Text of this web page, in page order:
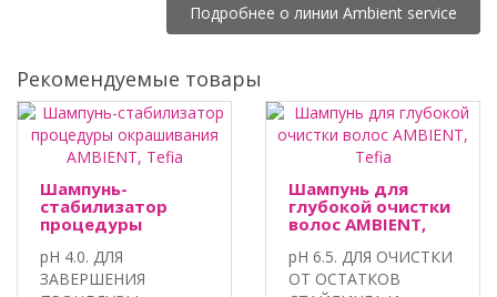
Подробнее о линии Ambient service
Рекомендуемые товары
Шампунь-
стабилизатор
процедуры
окрашивания
AMBIENT, Tefia
pH 4.0. ДЛЯ
ЗАВЕРШЕНИЯ
Шампунь для
глубокой очистки
волос AMBIENT,
pH 6.5. ДЛЯ ОЧИСТКИ
ОТ ОСТАТКОВ